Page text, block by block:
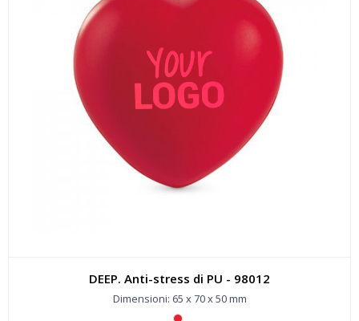
DEEP. Anti-stress di PU - 98012
Dimensioni: 65 x 70 x 50 mm